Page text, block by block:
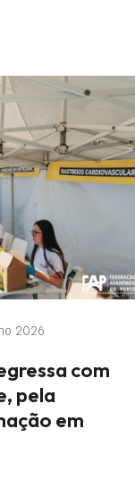
2026
com
pela
em